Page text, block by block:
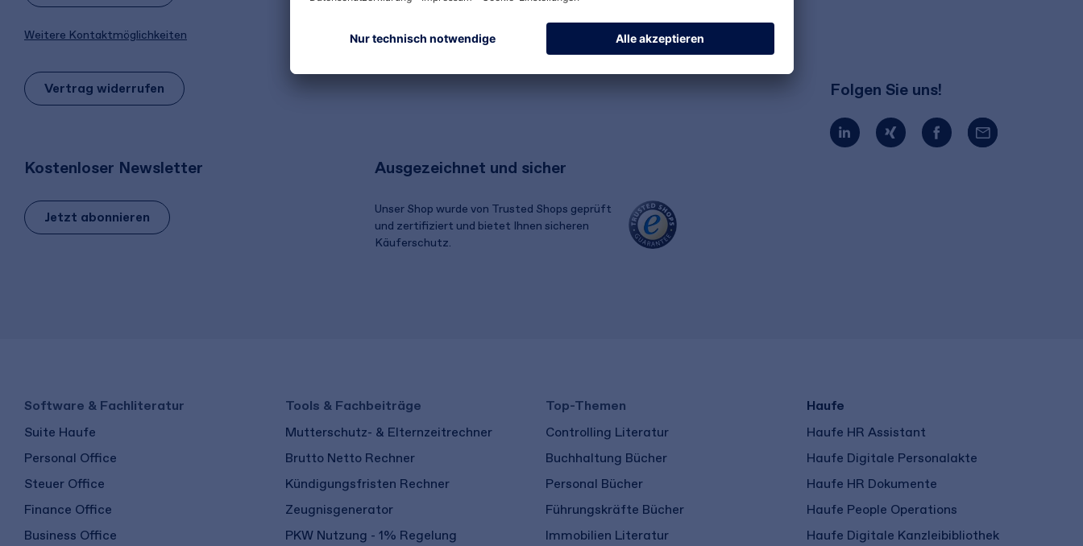
Weitere Kontaktmöglichkeiten
Vertrag widerrufen
Kostenloser Newsletter
Jetzt abonnieren
Ausgezeichnet und sicher
Unser Shop wurde von Trusted Shops geprüft
und zertifiziert und bietet Ihnen sicheren
Käuferschutz.
Folgen Sie uns!
Software & Fachliteratur
Suite Haufe
Personal Office
Steuer Office
Finance Office
Business Office
Tools & Fachbeiträge
Mutterschutz- & Elternzeitrechner
Brutto Netto Rechner
Kündigungsfristen Rechner
Zeugnisgenerator
PKW Nutzung - 1% Regelung
Top-Themen
Controlling Literatur
Buchhaltung Bücher
Personal Bücher
Führungskräfte Bücher
Immobilien Literatur
Haufe
Haufe HR Assistant
Haufe Digitale Personalakte
Haufe HR Dokumente
Haufe People Operations
Haufe Digitale Kanzleibibliothek